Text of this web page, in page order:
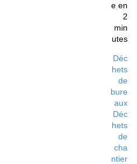
e en
2
min
utes
Déc
hets
de
bure
aux
Déc
hets
de
cha
ntier